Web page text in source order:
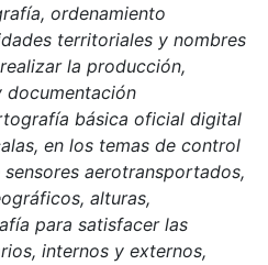
ordenamiento
territoriales y nombres
la producción,
documentación
básica oficial digital
en los temas de control
aerotransportados,
alturas,
para satisfacer las
internos y externos,